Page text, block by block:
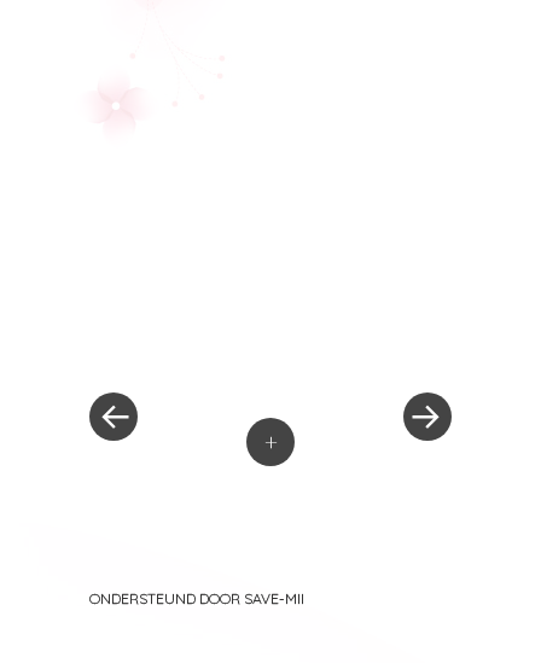
+
ONDERSTEUND DOOR SAVE-MII